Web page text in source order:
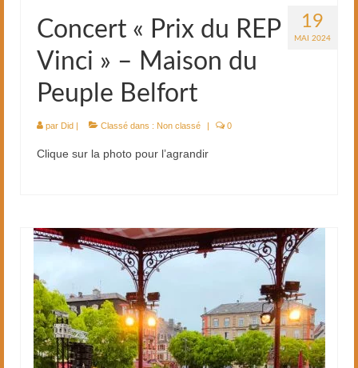
19
MAI 2024
Concert « Prix du REP
Vinci » – Maison du
Peuple Belfort
par Did | Classé dans : Non classé | 0
Clique sur la photo pour l’agrandir